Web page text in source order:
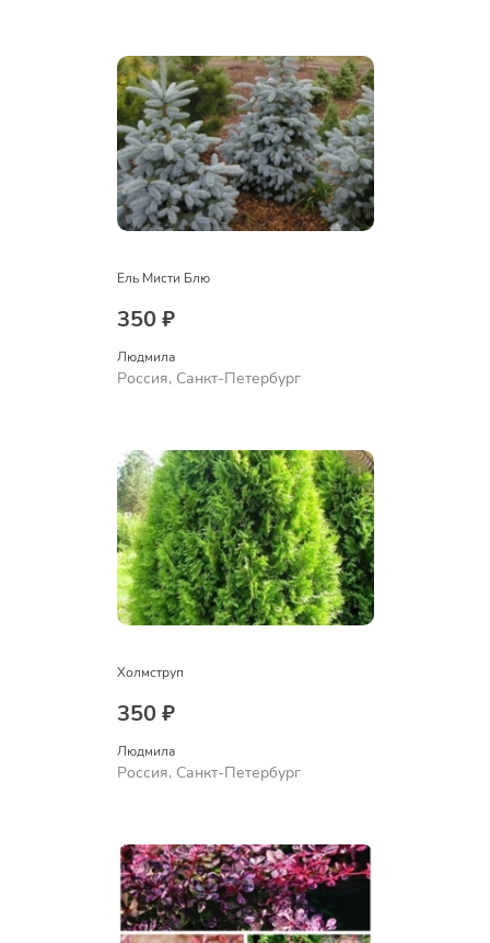
Ель Мисти Блю
350 ₽
Людмила
Россия, Санкт-Петербург
Холмструп
350 ₽
Людмила
Россия, Санкт-Петербург